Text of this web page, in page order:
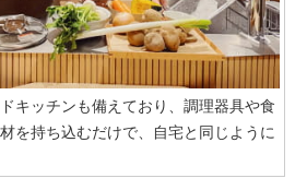
キッチンも備えており、調理器具や食
を持ち込むだけで、自宅と同じように